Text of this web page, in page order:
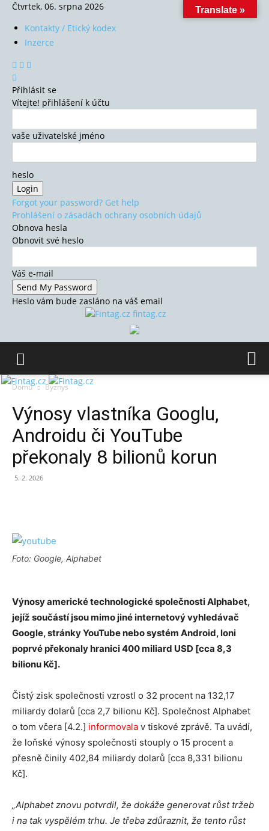
Čtvrtek, 06. srpna 2026
Kontakty / Etický kodex
Inzerce
Přihlásit se
Vítejte! přihlášení k účtu
vaše uživatelské jméno
heslo
Forgot your password? Get help
Prohlášení o zásadách ochrany osobních údajů
Obnova hesla
Obnovit své heslo
Váš e-mail
Heslo vám bude zasláno na váš email
fintag.cz
Domů Byznys
Výnosy vlastníka Googlu,
Androidu či YouTube
překonaly 8 bilionů korun
5. 2. 2026
Foto: Google, Alphabet
Výnosy americké technologické společnosti Alphabet,
jejíž součástí jsou mimo jiné internetový vyhledávač
Google, stránky YouTube nebo systém Android, loni
poprvé překonaly hranici 400 miliard USD [cca 8,3
bilionu Kč].
Čistý zisk společnosti vzrostl o 32 procent na 132,17
miliardy dolarů [cca 2,7 bilionu Kč]. Společnost Alphabet
o tom včera [4.2.] informovala v tiskové zprávě. Ta uvádí,
že loňské výnosy společnosti stouply o 15 procent a
přesně činily 402,84 miliardy dolarů [cca 8,331 bilionu
Kč].
„Alphabet znovu potvrdil, že dokáže generovat růst tržeb
i na tak vyspělém trhu. Je třeba zdůraznit, že tento růst
Translate »